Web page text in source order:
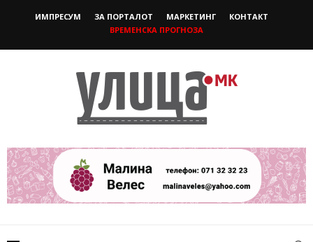
ИМПРЕСУМ ЗА ПОРТАЛОТ МАРКЕТИНГ
КОНТАКТ
ВРЕМЕНСКА ПРОГНОЗА